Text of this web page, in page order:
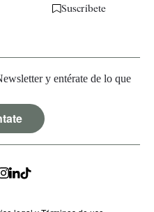
Suscríbete
y entérate de lo que